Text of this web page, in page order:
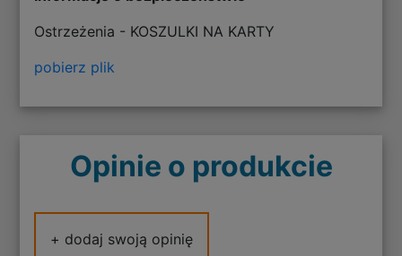
Ostrzeżenia - KOSZULKI NA KARTY
pobierz plik
Opinie o produkcie
+ dodaj swoją opinię